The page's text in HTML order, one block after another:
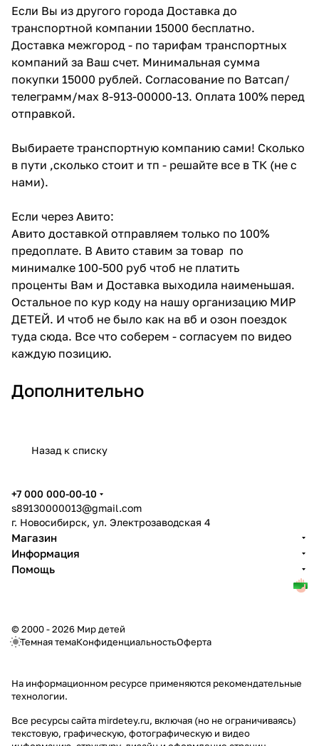
Если Вы из другого города Доставка до
транспортной компании 15000 бесплатно.
Доставка межгород - по тарифам транспортных
компаний за Ваш счет. Минимальная сумма
покупки 15000 рублей. Согласование по Ватсап/
телеграмм/мах 8-913-00000-13. Оплата 100% перед
отправкой.
Выбираете транспортную компанию сами! Сколько
в пути ,сколько стоит и тп - решайте все в ТК (не с
нами).
Если через Авито:
Авито доставкой отправляем только по 100%
предоплате. В Авито ставим за товар по
минималке 100-500 руб чтоб не платить
проценты Вам и Доставка выходила наименьшая.
Остальное по кур коду на нашу организацию МИР
ДЕТЕЙ. И чтоб не было как на вб и озон поездок
туда сюда. Все что соберем - согласуем по видео
каждую позицию.
Дополнительно
Назад к списку
+7 000 000-00-10
s89130000013@gmail.com
г. Новосибирск, ул. Электрозаводская 4
Магазин
Информация
Помощь
© 2000 - 2026 Мир детей
Темная темаКонфиденциальностьОферта
На информационном ресурсе применяются рекомендательные
технологии.
Все ресурсы сайта mirdetey.ru, включая (но не ограничиваясь)
текстовую, графическую, фотографическую и видео